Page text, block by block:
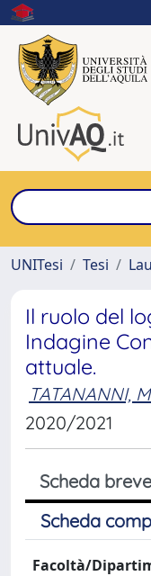
UNITesi
Tesi
Il ruolo del
Indagine
attuale.
TATANANNI,
2020/2021
Scheda breve
Scheda
Facoltà/